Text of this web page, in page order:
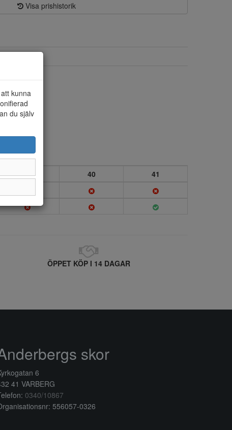
Visa prishistorik
39 40
41
ÖPPET KÖP I 14 DAGAR
kunna
du själv
skor
6
41 VARBERG
0340/10867
556057-0326